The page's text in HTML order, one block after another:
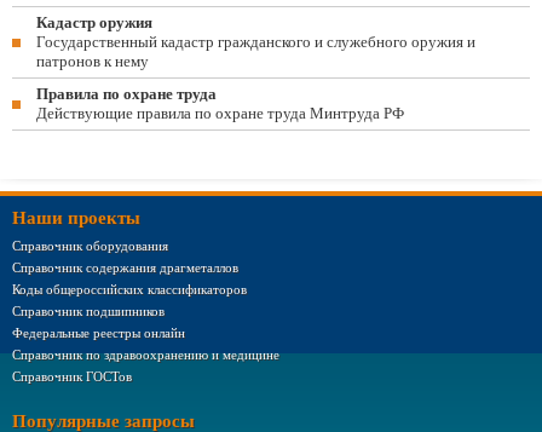
Кадастр оружия
Государственный кадастр гражданского и служебного оружия и
патронов к нему
Правила по охране труда
Действующие правила по охране труда Минтруда РФ
Наши проекты
Справочник оборудования
Справочник содержания драгметаллов
Коды общероссийских классификаторов
Справочник подшипников
Федеральные реестры онлайн
Справочник по здравоохранению и медицине
Справочник ГОСТов
Популярные запросы